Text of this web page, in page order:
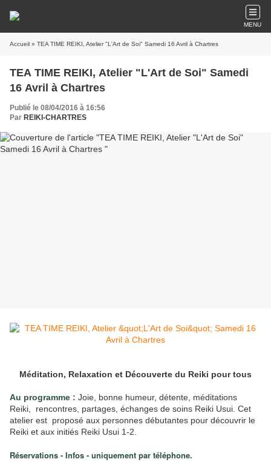
MENU
Accueil » TEA TIME REIKI, Atelier "L'Art de Soi" Samedi 16 Avril à Chartres
TEA TIME REIKI, Atelier "L'Art de Soi" Samedi
16 Avril à Chartres
Publié le 08/04/2016 à 16:56
Par REIKI-CHARTRES
Méditation, Relaxation et Découverte du Reiki pour tous
Au programme : Joie, bonne humeur, détente, méditations
Reiki, rencontres, partages, échanges de soins Reiki Usui. Cet
atelier est proposé aux personnes débutantes pour découvrir le
Reiki et aux initiés Reiki Usui 1-2.
Réservations - Infos - uniquement par téléphone.